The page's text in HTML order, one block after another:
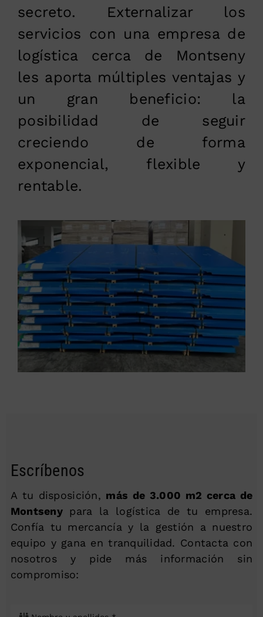
secreto. Externalizar los
servicios con una empresa de
logística cerca de Montseny
les aporta múltiples ventajas y
un gran beneficio: la
posibilidad de seguir
creciendo de forma
exponencial, flexible y
rentable.
Escríbenos
A tu disposición, más de 3.000 m2 cerca de
Montsenypara la logística de tu empresa.
Confía tu mercancía y la gestión a nuestro
equipo y gana en tranquilidad. Contacta con
nosotros y pide más información sin
compromiso: